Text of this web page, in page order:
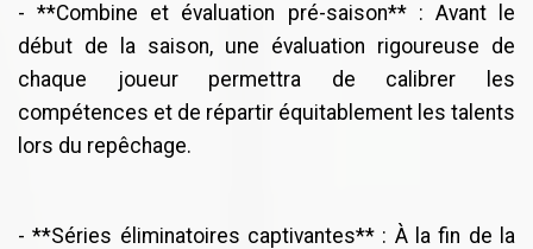
- **Combine et évaluation pré-saison** : Avant le
début de la saison, une évaluation rigoureuse de
chaque joueur permettra de calibrer les
compétences et de répartir équitablement les talents
lors du repêchage.
- **Séries éliminatoires captivantes** : À la fin de la